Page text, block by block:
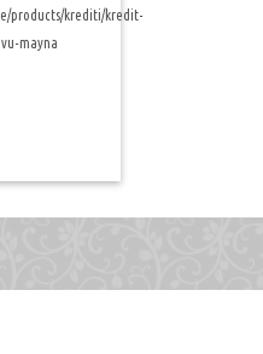
products/krediti/kredit-
mayna